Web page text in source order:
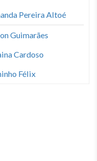
Pereira Altoé
Guimarães
Cardoso
Félix